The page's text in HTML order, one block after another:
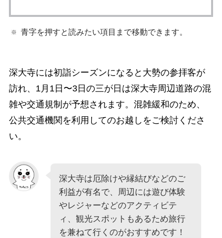
青字を押すと読みたい項目まで移動できます。
深大寺には初詣シーズンになると大勢の参拝客が
訪れ、1月1日〜3日の三が日は深大寺周辺道路の混
雑や交通規制が予想されます。混雑緩和のため、
公共交通機関を利用してのお越しをご検討くださ
い。
深大寺は厄除けや縁結びなどのご
利益が有名で、周辺には遊び体験
やレジャーなどのアクティビテ
ィ、観光スポットもあるため旅行
を兼ねて行くのがおすすめです！